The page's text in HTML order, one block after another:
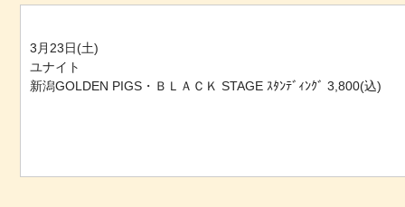
3月23日(土)
ユナイト
新潟GOLDEN PIGS・ＢＬＡＣＫ STAGE ｽﾀﾝﾃﾞｨﾝｸﾞ 3,800(込)